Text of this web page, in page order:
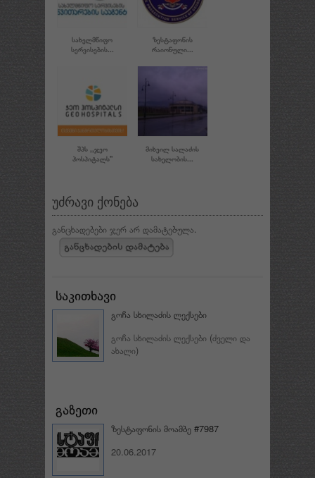
ᲡᲐᲮᲔᲚᲛᲬᲘᲤᲝ
ᲡᲔᲠᲕᲘᲡᲔᲑᲘᲡ...
ᲖᲔᲡᲢᲐᲤᲝᲜᲘᲡ
ᲠᲐᲘᲝᲜᲣᲚᲘ...
ᲨᲞᲡ ,,ᲯᲔᲝ
ᲰᲝᲡᲞᲘᲢᲐᲚᲡ''
ᲛᲘᲮᲔᲘᲚ ᲡᲐᲚᲐᲫᲘᲡ
ᲡᲐᲮᲔᲚᲝᲑᲘᲡ...
უძრავი ქონება
განცხადებები ჯერ არ დამატებულა.
გოჩა სხილაძის ლექსები
გოჩა სხილაძის ლექსები (ძველი და
ახალი)
ზესტაფონის მოამბე #7987
20.06.2017